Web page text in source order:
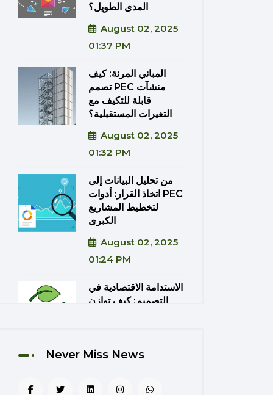
المدى الطويل؟
August 02, 2025
01:37 PM
المباني المرنة: كيف
تصمم PEC منشآت
قابلة للتكيف مع
التغيرات المستقبلية؟
August 02, 2025
01:32 PM
من تحليل البيانات إلى
اتخاذ القرار: أدوات PEC
لتخطيط المشاريع
الكبرى
August 02, 2025
01:24 PM
الاستدامة الاقتصادية في
التصميم: كيف توازن
August 02, 2025
Never Miss News